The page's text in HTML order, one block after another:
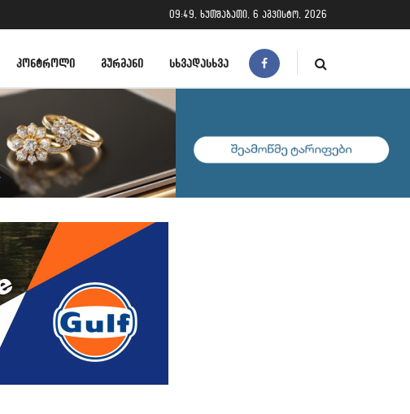
09:49, ხუთშაბათი, 6 აგვისტო, 2026
ᲙᲝᲜᲢᲠᲝᲚᲘ ᲒᲣᲠᲛᲐᲜᲘ ᲡᲮᲕᲐᲓᲐᲡᲮᲕᲐ